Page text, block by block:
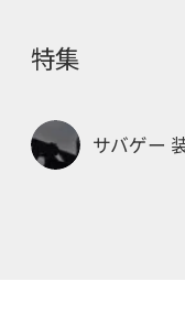
特集
サバゲー